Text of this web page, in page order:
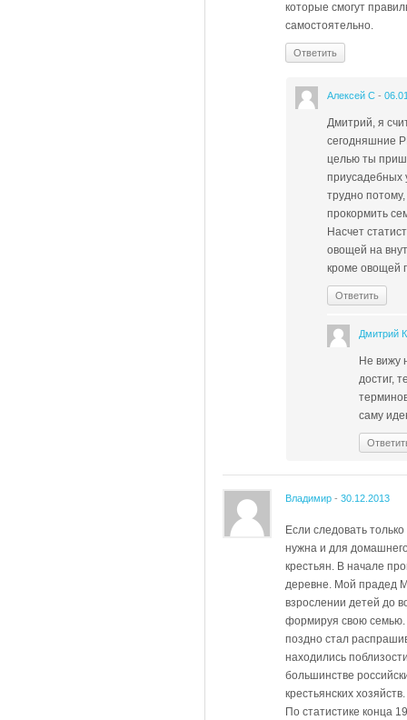
которые смогут
самостоятельно.
Ответить
Алексей С -
Дмитрий, я
сегодняшние
целью ты
приусадебных
трудно
прокормить
Насчет
овощей на
кроме овощей
Ответить
Дмитрий
Не вижу
достиг,
саму
Владимир - 30.12.2013
Если следовать
нужна и для
крестьян. В начале
деревне. Мой прадед
взрослении детей до
формируя свою семью.
поздно стал
находились
большинстве
крестьянских
По статистике конца